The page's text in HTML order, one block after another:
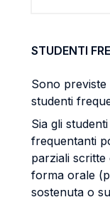
STUDENTI
Sono
studenti
Sia gli
frequentanti
parziali scritte
forma orale
sostenuta o